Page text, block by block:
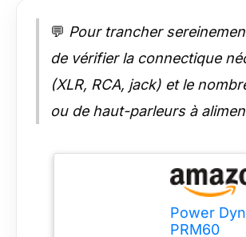
Montage en
(2U),
contre la
et les courts-
entrée de
fournie pour
gestion à
simplifiée.
💬 Pour trancher
de vérifier la connectique
(XLR, RCA, jack) et le
ou de haut-parleurs à
Power
PRM60